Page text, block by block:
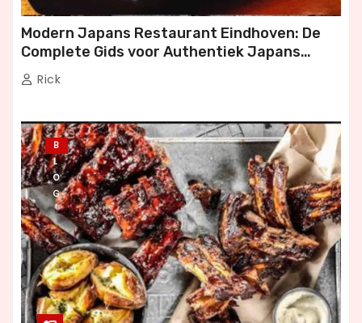
Modern Japans Restaurant Eindhoven: De
Complete Gids voor Authentiek Japans
Dineren
Rick
B
L
O
G